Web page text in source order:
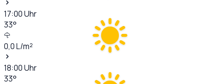
17:00Uhr
33°
0,0L/m²
18:00Uhr
33°